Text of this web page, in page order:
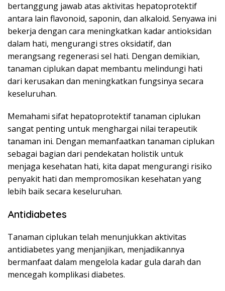
bertanggung jawab atas aktivitas hepatoprotektif
antara lain flavonoid, saponin, dan alkaloid. Senyawa ini
bekerja dengan cara meningkatkan kadar antioksidan
dalam hati, mengurangi stres oksidatif, dan
merangsang regenerasi sel hati. Dengan demikian,
tanaman ciplukan dapat membantu melindungi hati
dari kerusakan dan meningkatkan fungsinya secara
keseluruhan.
Memahami sifat hepatoprotektif tanaman ciplukan
sangat penting untuk menghargai nilai terapeutik
tanaman ini. Dengan memanfaatkan tanaman ciplukan
sebagai bagian dari pendekatan holistik untuk
menjaga kesehatan hati, kita dapat mengurangi risiko
penyakit hati dan mempromosikan kesehatan yang
lebih baik secara keseluruhan.
Antidiabetes
Tanaman ciplukan telah menunjukkan aktivitas
antidiabetes yang menjanjikan, menjadikannya
bermanfaat dalam mengelola kadar gula darah dan
mencegah komplikasi diabetes.